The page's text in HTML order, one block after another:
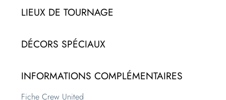
LIEUX DE TOURNAGE
DÉCORS SPÉCIAUX
INFORMATIONS COMPLÉMENTAIRES
Fiche Crew United